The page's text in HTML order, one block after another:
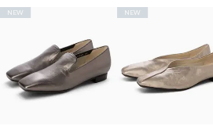
NEW NEW